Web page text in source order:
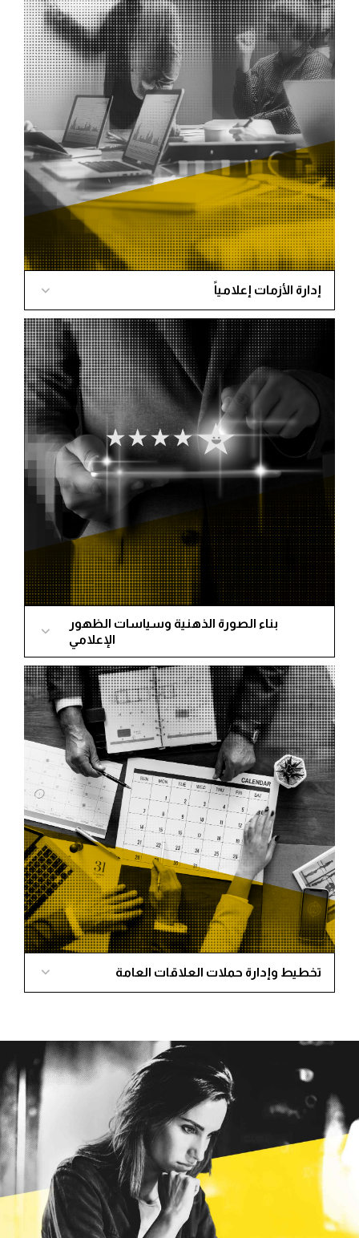
اتجاه الرأي العام أو اتجاه فئة معينة في المجتمع. كما يمكن
من خلال هذا المحتوى والتفاعل معرفة ردود أفعال
الجمهور تجاه القضايا السياسية والاجتماعية والاقتصادية
والرياضية والتعليمية و..الخ
نحن نتولى هذه المهمة ونقوم برصد وتعقب وتحليل هذا
المحتوى والتفاعل عبر توليد تقارير ( كمية وكيفية) يومية أو
أسبوعية أو شهرية وعند الطلب، بالإضافة لمقارنة ومقاربة
النتائج مع بيانات تاريخية لسنوات سابقة وهو ما يساعد
على معرفة التغير التاريخي في اتجاهات الرأي العام
والمؤشرات وفقاً لتطور البيانات الحالية والبيانات الزمنية
السابقة ونقترح الحلول. ونقوم بتقديم الاستشارات وفقاً
لنتائج تقارير التحليل إضافة إلى تقديم التوصيات فيما يتعلق
بإدارة الأزمات المرتبطة بما ينشر على وسائل التواصل
الاجتماعي ومواقع الويب.
قوتنا في قدرتنا على تحليل البيانات وقراءتها
إدارة الأزمات إعلامياً
نتفهم تماماً ونعرف أهمية الوقت في الأزمات، فالثانية قد
تُكلفالكثير، لذا دعنا ندير لك أزمتك من خلال قراءتنا
وتحليلنا لكل السيناريوهات والمساعدة في اتخاذ القرار
وتقديم النصح والدعم لمواجهة جمهورك.
ما يميزنا أننا نقف لجانب عملائنا ونتحمل معهم مسؤولية
القرار ونتائجه.
اقرأ المزيد
بناء الصورة الذهنية وسياسات الظهور
الإعلامي
مع الأخبار الكاذبة وسرعة انتشار الشائعات في الوسائط
الرقمية، أصبح تشويه السمعة في لحظة، نحن ماهرون في
إدارة برامج إدارة السمعة عبر الإنترنت، ويمكننا التأثير بشكل
إيجابي وإعادة رسم الانطباع والصورة الذهنية عن عملائنا،
وتغيير نتائج البحث والتأثير عليها بسرعة وكفاءة من خلال
فهمنا العميق لخوارزميات البحث.
تخطيط وإدارة حملات العلاقات العامة
أشكالها، نساعد عملاءنا على بناء علاقات مع وسائل
الإعلام أساسها صدق وجودة المعلومة، نستغل فرص
الاتصال أينما كانت ونخطط لحملاتنا بعناية فائقة لتحقق
الأثر الإيجابي.